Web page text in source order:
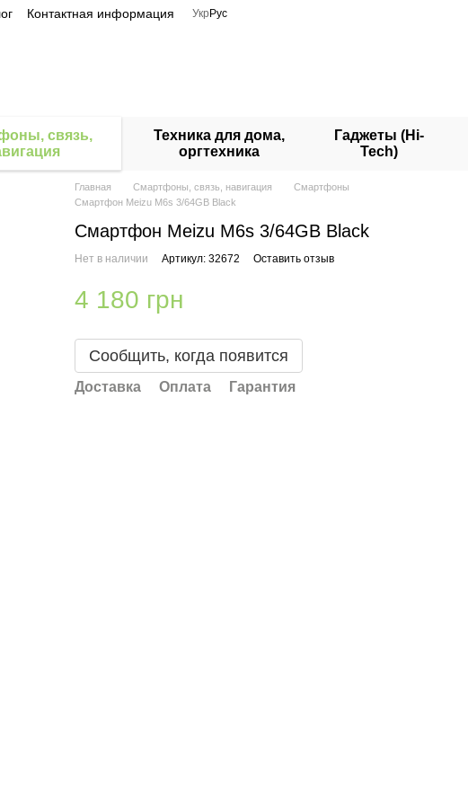
Контактная информация Укр Рус
связь,
Техника для дома,
оргтехника
Гаджеты (Hi-
Tech)
Главная Смартфоны, связь, навигация
Смартфоны
Смартфон Meizu M6s 3/64GB Black
Смартфон Meizu M6s 3/64GB Black
Нет в наличии Артикул: 32672 Оставить отзыв
4 180 грн
Сообщить, когда появится
Доставка Оплата Гарантия